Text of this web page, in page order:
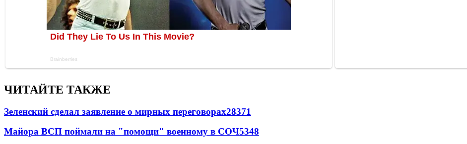
ЧИТАЙТЕ ТАКЖЕ
Зеленский сделал заявление о мирных переговорах28371
Майора ВСП поймали на "помощи" военному в СОЧ5348